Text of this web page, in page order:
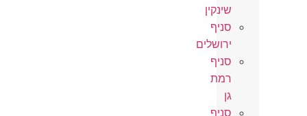
שינקין
סניף
ירושלים
סניף
רמת
גן
סניף